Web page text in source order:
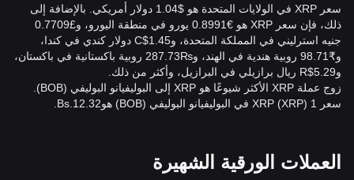
سعر XRP في الولايات المتحدة هو $1.04 دولار أمريكي. بالإضافة إلى
ذلك، فإن سعر XRP هو €0.8991 يورو في منطقة اليورو، و£0.7709
جنيه استرليني في المملكة المتحدة، وC$1.45 دولار كندي في كندا،
و₹98.71 روبية هندية في الهند، و₨287.73 روبية باكستانية في باكستان،
وR$5.29 ريال برازيلي في البرازيل، وأكثر من ذلك.
زوج عملة XRP الأكثر شيوعًا هو XRP إلى البوليفيانو البوليفي (BOB).
سعر 1 XRP (XRP) في البوليفيانو البوليفي (BOB) هوBs.12.32.
العملات الورقية الشهيرة